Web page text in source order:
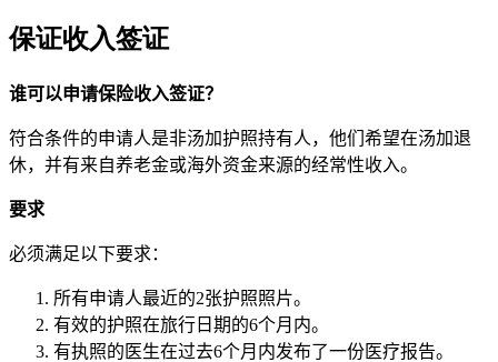
保证收入签证
谁可以申请保险收入签证？
符合条件的申请人是非汤加护照持有人，他们希望在汤加退
休，并有来自养老金或海外资金来源的经常性收入。
要求
必须满足以下要求：
所有申请人最近的2张护照照片。
有效的护照在旅行日期的6个月内。
有执照的医生在过去6个月内发布了一份医疗报告。